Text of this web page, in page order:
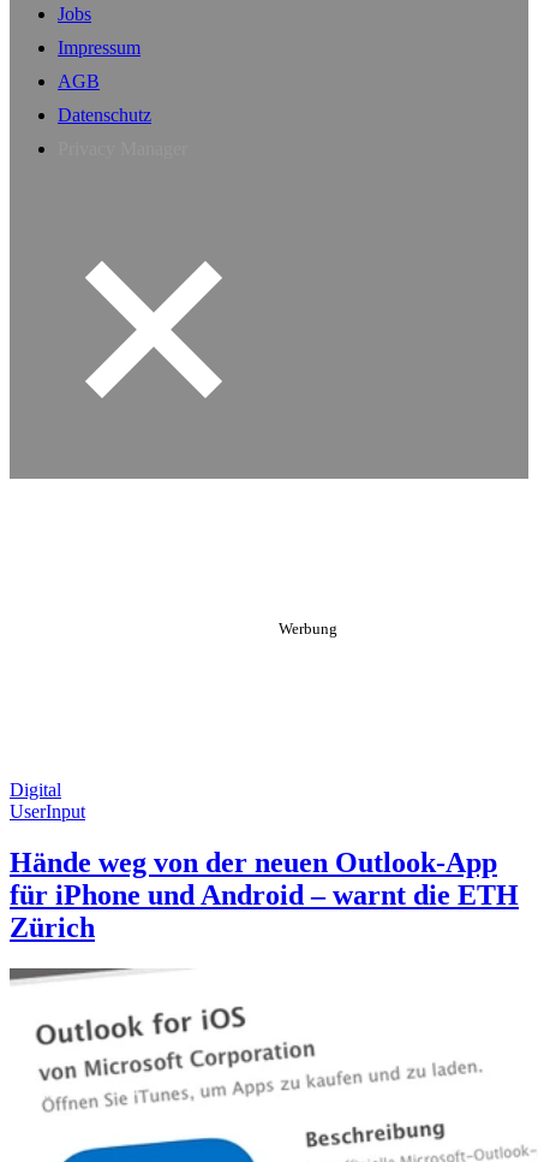
Jobs
Impressum
AGB
Datenschutz
Digital
UserInput
Hände weg von der neuen Outlook-App
für iPhone und Android – warnt die ETH
Zürich